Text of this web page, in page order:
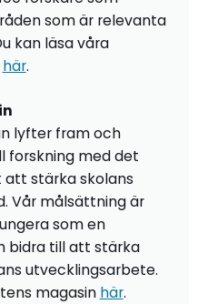
som är relevanta
kan läsa våra
här.
lyfter fram och
forskning med det
stärka skolans
Vår målsättning är
som en
bidra till att stärka
utvecklingsarbete.
magasin här.